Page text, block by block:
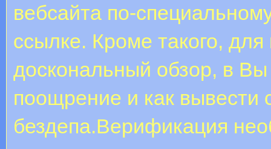
вебсайта по-
ссылке. Кроме такого,
доскональный обзор, в Вы
поощрение и как
бездепа.Верификация